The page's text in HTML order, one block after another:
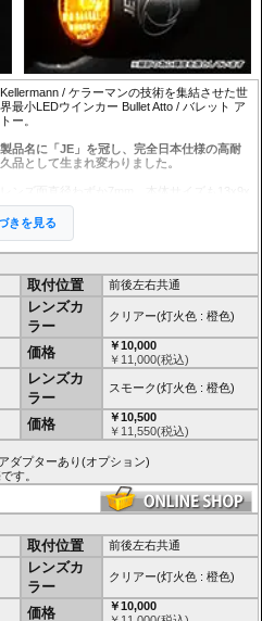
Kellermann / ケラーマンの技術を集結させた世
界最小LEDウインカー Bullet Atto / バレット ア
トー。
製品名に「JE」を冠し、完全日本仕様の高耐
久品として生まれ変わりました。
14mmの極小サイズ。腕時計はもちろんコイン
よりも遥かに小さく、 消灯時にはその存在を
感じさせません。
また独自のマイクロプリズムをレンズ面に施
し、広い角度での圧倒的な視認性を誇ります。
小さくても安全性を犠牲にしない。この光量こ
そが困難な製品化を実現した、Kellermannの技
術の高さの証です。
今まで達成できなかったあなたのカスタマイズ
の答えがここにあります。
ちなみにAttoとは10のマイナス18乗のことで、
製品の小ささに対する思いが込められていま
御により330KHzで高速点滅させ、低消費
にも使われる、軽量高耐久な積層ガルバリウ
ク E13 50R
不適合となることはありません。
器であり、法第75条の3第1項の規定に基づ
きを見る
取付位置 前後左右共通
レンズカ
ラー
クリアー(灯火色 : 橙色)
価格
￥10,000
￥ 11,000(税込)
レンズカ
ラー
スモーク(灯火色 : 橙色)
価格
￥10,500
￥ 11,550(税込)
ダプターあり(オプション)
す。
取付位置 前後左右共通
レンズカ
ラー
クリアー(灯火色 : 橙色)
価格
￥10,000